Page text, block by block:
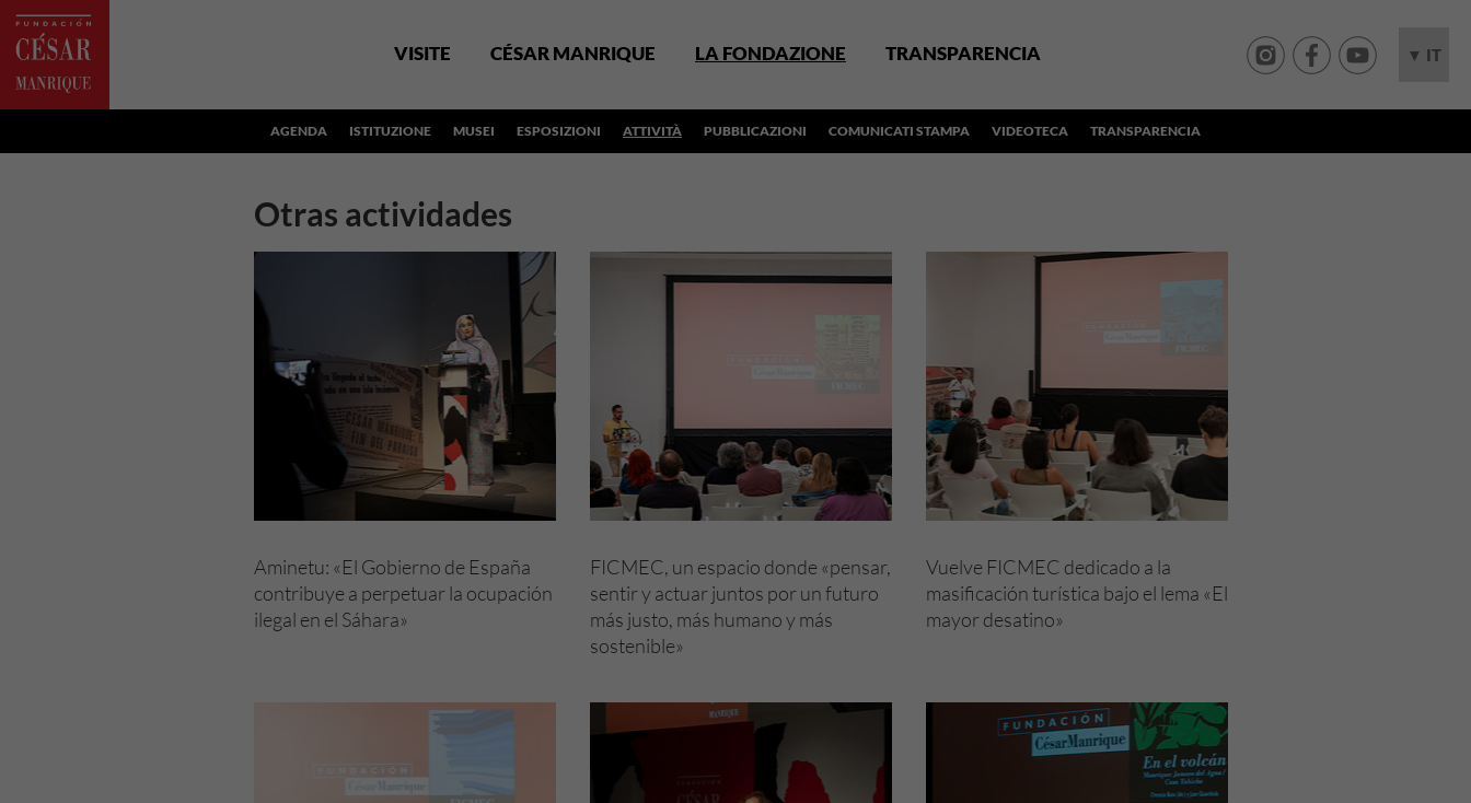
VISITE CÉSAR MANRIQUE LA FONDAZIONE TRANSPARENCIA ▼ IT
AGENDA ISTITUZIONE MUSEI ESPOSIZIONI ATTIVITÀ PUBBLICAZIONI COMUNICATI STAMPA VIDEOTECA TRANSPARENCIA
Otras actividades
Aminetu: «El Gobierno de España
contribuye a perpetuar la ocupación
ilegal en el Sáhara»
FICMEC, un espacio donde «pensar,
sentir y actuar juntos por un futuro
más justo, más humano y más
sostenible»
Vuelve FICMEC dedicado a la
masificación turística bajo el lema «El
mayor desatino»